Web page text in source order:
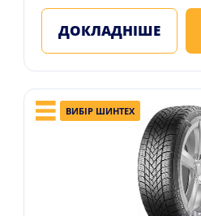
ДОКЛАДНІШЕ
ВИБІР ШИНТЕХ